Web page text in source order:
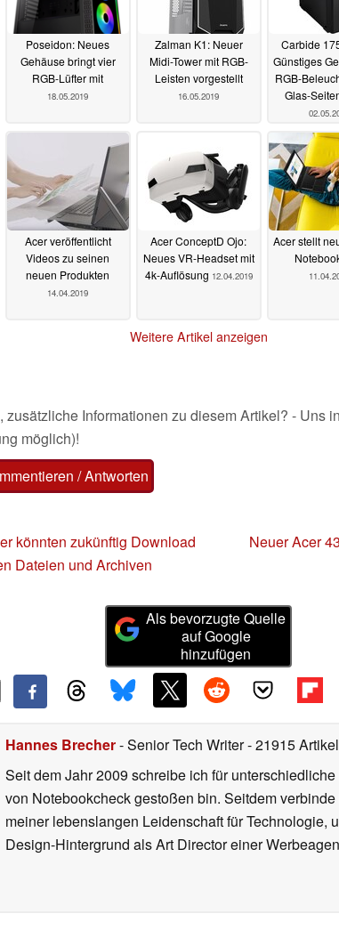
Poseidon: Neues
Gehäuse bringt vier
RGB-Lüfter mit
18.05.2019
Zalman K1: Neuer
Midi-Tower mit RGB-
Leisten vorgestellt
16.05.2019
Carbide
Günstiges
RGB-
Glas-
Acer veröffentlicht
Videos zu seinen
neuen Produkten
14.04.2019
Acer ConceptD Ojo:
Neues VR-Headset mit
4k-Auflösung 12.04.2019
Acer stellt
Weitere Artikel anzeigen
zusätzliche Informationen zu diesem Artikel? - Uns
möglich)!
/ Antworten
könnten zukünftig Download
Dateien und Archiven
Neuer Acer
Als bevorzugte Quelle
auf Google
hinzufügen
Hannes Brecher- Senior Tech Writer- 21915
Seit dem Jahr 2009 schreibe ich für
von Notebookcheck gestoßen bin. Seitdem
meiner lebenslangen Leidenschaft für Technologie,
Design-Hintergrund als Art Director einer